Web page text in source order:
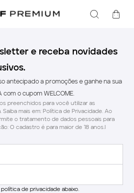
e receba novidades
antecipado a promoções e ganhe na sua
com o cupom WELCOME.
preenchidos para você utilizar as
mais em: Política de Privacidade. Ao
o tratamento de dados pessoais para
O cadastro é para maior de 18 anos.l
de privacidade abaixo.